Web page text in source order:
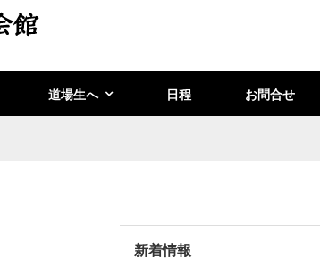
道場生へ 日程 お問合せ
新着情報